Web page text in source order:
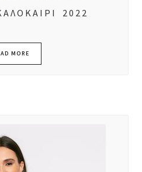
2022
MORE